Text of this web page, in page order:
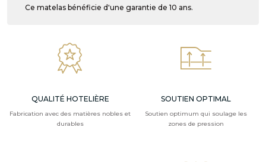
Ce matelas bénéficie d'une garantie de 10 ans.
QUALITÉ HOTELIÈRE
Fabrication avec des matières nobles et
durables
SOUTIEN OPTIMAL
Soutien optimum qui soulage les
zones de pression